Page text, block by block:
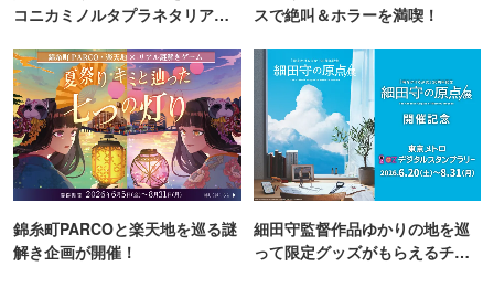
コニカミノルタプラネタリア
スで絶叫＆ホラーを満喫！
錦糸町PARCOと楽天地を巡る謎
解き企画が開催！
細田守監督作品ゆかりの地を巡
って限定グッズがもらえるチャ